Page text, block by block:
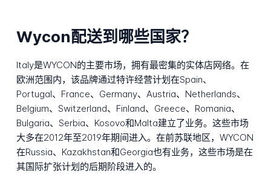
Wycon配送到哪些国家？
Italy是WYCON的主要市场，拥有最密集的实体店网络。在
欧洲范围内，该品牌通过特许经营计划在Spain、
Portugal、France、Germany、Austria、Netherlands、
Belgium、Switzerland、Finland、Greece、Romania、
Bulgaria、Serbia、Kosovo和Malta建立了业务。这些市场
大多在2012年至2019年期间进入。在前苏联地区，WYCON
在Russia、Kazakhstan和Georgia也有业务，这些市场是在
其国际扩张计划的后期阶段进入的。